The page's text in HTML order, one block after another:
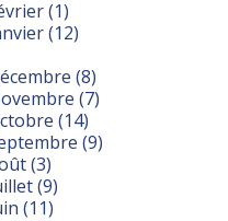
(1)
(12)
(8)
(7)
(14)
(9)
(3)
(9)
(11)